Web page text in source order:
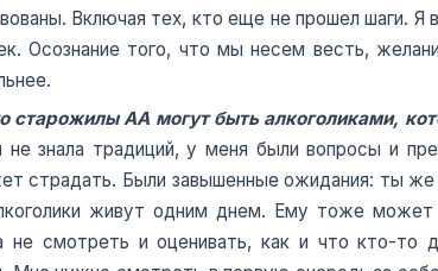
Включая тех, кто еще не прошел шаги.
Осознание того, что мы несем весть,
старожилы АА могут быть алкоголиками,
не знала традиций, у меня были вопросы и
страдать. Были завышенные ожидания: ты
живут одним днем. Ему тоже
не смотреть и оценивать, как и что кто-то